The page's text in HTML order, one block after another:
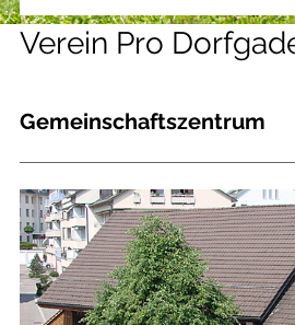
Verein Pro
Gemeinschaftszentrum